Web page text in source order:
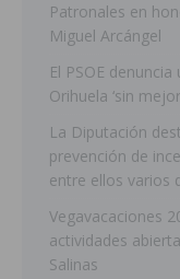
Patronales en
Miguel Arcángel
El PSOE
Orihuela ‘sin
La Diputación
prevención de
entre ellos varios
Vegavacaciones
actividades
Salinas